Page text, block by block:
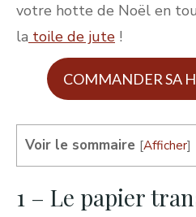
votre hotte de Noël en
la toile de jute !
COMMANDER SA
Voir le sommaire [Afficher]
1 – Le papier